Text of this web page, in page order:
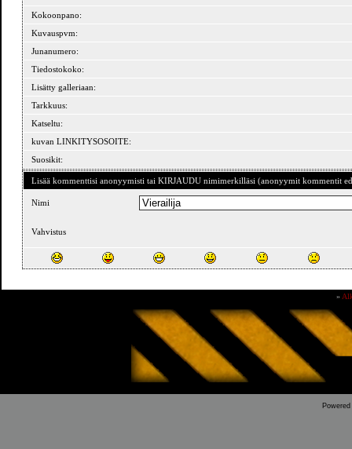
Kokoonpano:
Kuvauspvm:
Junanumero:
Tiedostokoko:
Lisätty galleriaan:
Tarkkuus:
Katseltu:
kuvan LINKITYSOSOITE:
Suosikit:
Lisää kommenttisi anonyymisti tai KIRJAUDU nimimerkilläsi (anonyymit kommentit
Nimi
Vahvistus
»